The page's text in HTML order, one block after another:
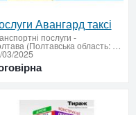
Авангард таксі
послуги -
Полтава (Полтавська область: продати купити)
03/2025